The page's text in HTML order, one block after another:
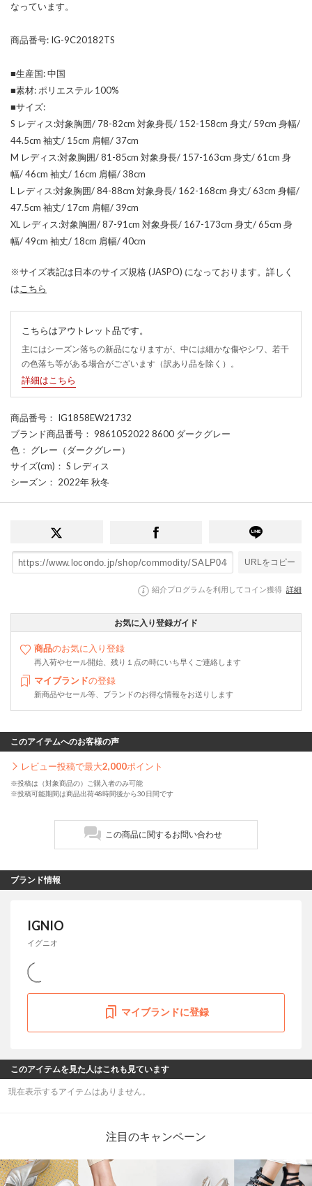
なっています。
商品番号: IG-9C20182TS
■生産国: 中国
■素材: ポリエステル 100%
■サイズ:
S レディス:対象胸囲/ 78-82cm 対象身長/ 152-158cm 身丈/ 59cm 身幅/
44.5cm 袖丈/ 15cm 肩幅/ 37cm
M レディス:対象胸囲/ 81-85cm 対象身長/ 157-163cm 身丈/ 61cm 身
幅/ 46cm 袖丈/ 16cm 肩幅/ 38cm
L レディス:対象胸囲/ 84-88cm 対象身長/ 162-168cm 身丈/ 63cm 身幅/
47.5cm 袖丈/ 17cm 肩幅/ 39cm
XL レディス:対象胸囲/ 87-91cm 対象身長/ 167-173cm 身丈/ 65cm 身
幅/ 49cm 袖丈/ 18cm 肩幅/ 40cm
※サイズ表記は日本のサイズ規格 (JASPO) になっております。詳しく
は こちら
こちらはアウトレット品です。
主にはシーズン落ちの新品になりますが、中には細かな傷やシワ、若干
の色落ち等がある場合がございます（訳あり品を除く）。
詳細はこちら
商品番号 ： IG1858EW21732
ブランド商品番号 ： 9861052022 8600 ダークグレー
色 ： グレー（ダークグレー）
サイズ(cm) ： S レディス
シーズン ： 2022年 秋冬
URLをコピー
紹介プログラムを利用してコイン獲得 詳細
お気に入り登録ガイド
商品のお気に入り登録
再入荷やセール開始、残り１点の時にいち早くご連絡します
マイブランドの登録
新商品やセール等、ブランドのお得な情報をお送りします
このアイテムへのお客様の声
レビュー投稿で最大2,000ポイント
※投稿は（対象商品の）ご購入者のみ可能
※投稿可能期間は商品出荷48時間後から30日間です
この商品に関するお問い合わせ
ブランド情報
IGNIO
イグニオ
マイブランドに登録
このアイテムを見た人はこれも見ています
現在表示するアイテムはありません。
注目のキャンペーン